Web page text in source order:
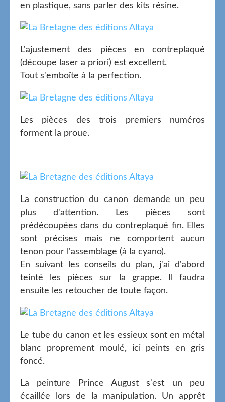
en plastique, sans parler des kits résine.
L'ajustement des pièces en contreplaqué
(découpe laser a priori) est excellent.
Tout s'emboîte à la perfection.
Les pièces des trois premiers numéros
forment la proue.
La construction du canon demande un peu
plus d'attention. Les pièces sont
prédécoupées dans du contreplaqué fin. Elles
sont précises mais ne comportent aucun
tenon pour l'assemblage (à la cyano).
En suivant les conseils du plan, j'ai d'abord
teinté les pièces sur la grappe. Il faudra
ensuite les retoucher de toute façon.
Le tube du canon et les essieux sont en métal
blanc proprement moulé, ici peints en gris
foncé.
La peinture Prince August s'est un peu
écaillée lors de la manipulation. Un apprêt